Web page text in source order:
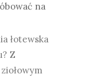
na
łotewska
Z